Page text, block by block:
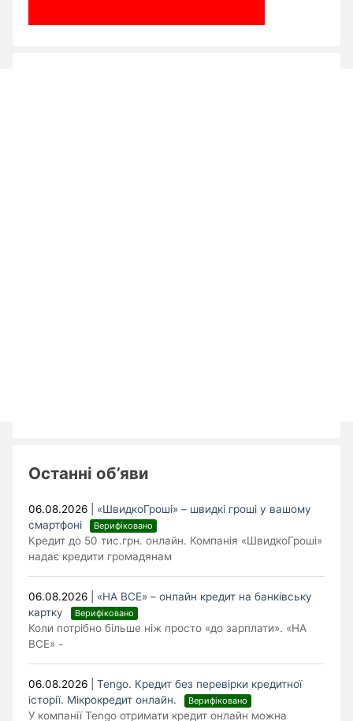
Останні об’яви
06.08.2026
«ШвидкоГроші» – швидкі гроші у вашому
смартфоні
Верифіковано
Кредит до 50 тис.грн. онлайн. Компанія «ШвидкоГроші»
надає кредити громадянам
06.08.2026
«НА ВСЕ» – онлайн кредит на банківську
картку
Верифіковано
Коли потрібно більше ніж просто «до зарплати». «НА
ВСЕ» -
06.08.2026 |Tengo. Кредит без перевірки кредитної
історії. Мікрокредит онлайн.
Верифіковано
У компанії Tengo отримати кредит онлайн можна